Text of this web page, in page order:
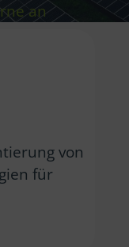
an
von
für